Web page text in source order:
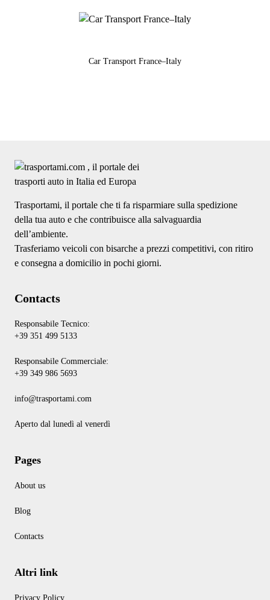
Car Transport France–Italy
Trasportami, il portale che ti fa risparmiare sulla spedizione
della tua auto e che contribuisce alla salvaguardia
dell’ambiente.
Trasferiamo veicoli con bisarche a prezzi competitivi, con ritiro
e consegna a domicilio in pochi giorni.
Contacts
Responsabile Tecnico:
+39 351 499 5133
Responsabile Commerciale:
+39 349 986 5693
info@trasportami.com
Aperto dal lunedì al venerdì
Pages
About us
Blog
Contacts
Altri link
Privacy Policy